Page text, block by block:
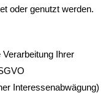
oder genutzt werden.
Ihrer
Interessenabwägung)